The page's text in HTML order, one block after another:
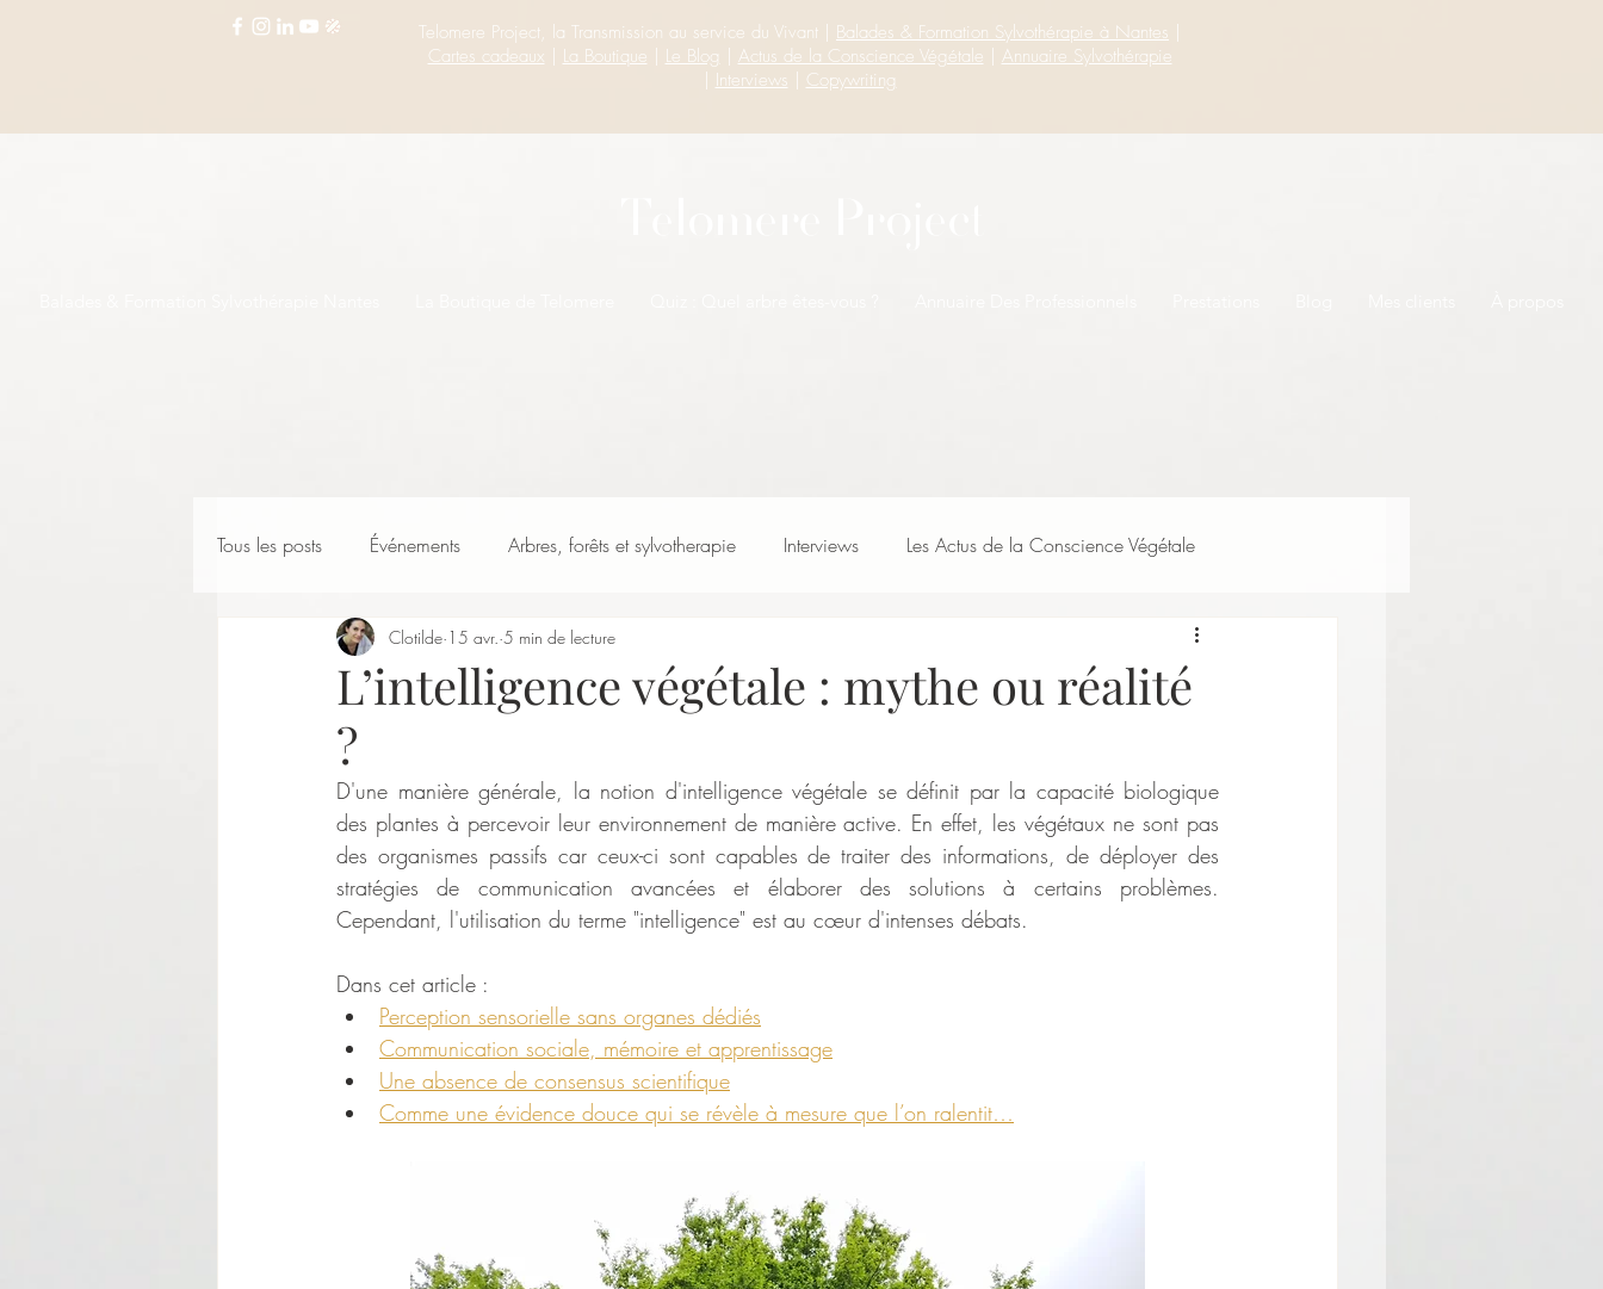
Telomere Project, la Transmission au service du Vivant | Balades & Formation Sylvothérapie à Nantes
Cartes cadeaux
La Boutique Le Blog Actus de la Conscience Végétale
Annuaire Sylvothérapie
Interviews Copywriting
Tous les posts Événements Arbres, forêts et sylvotherapie Interviews Les Actus de la Conscience Végétale
L’intelligence végétale : mythe ou réalité
?
Clotilde 15 avr. 5 min de lecture
D'une manière générale, la notion d'intelligence végétale se définit par la capacité biologique
des plantes à percevoir leur environnement de manière active. En effet, les végétaux ne sont pas
des organismes passifs car ceux-ci sont capables de traiter des informations, de déployer des
stratégies de communication avancées et élaborer des solutions à certains problèmes.
Cependant, l'utilisation du terme "intelligence" est au cœur d'intenses débats.
Dans cet article :
Perception sensorielle sans organes dédiés
Communication sociale, mémoire et apprentissage
Une absence de consensus scientifique
Comme une évidence douce qui se révèle à mesure que l’on ralentit…